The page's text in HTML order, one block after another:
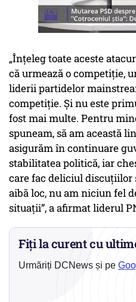
„Înţeleg toate aceste
că urmează o competiţie,
liderii partidelor
competiţie. Şi nu este
fost mai multe. Pentru
spuneam, să am această
asigurăm în continuare
stabilitatea politică, iar
care fac deliciul discuţiilor
aibă loc, nu am niciun fel
situaţii”, a afirmat liderul
Fiți la curent cu
Urmăriți DCNews și pe